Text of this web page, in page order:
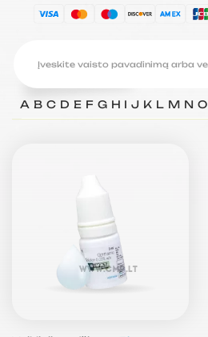
A B C D E F G H I J K L M N O